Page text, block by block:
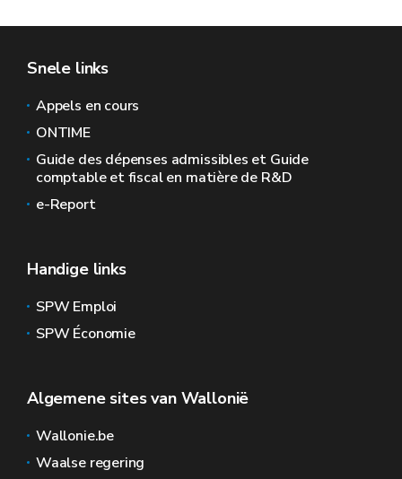
Snele links
Appels en cours
ONTIME
Guide des dépenses admissibles et Guide
comptable et fiscal en matière de R&D
e-Report
Handige links
SPW Emploi
SPW Économie
Algemene sites van Wallonië
Wallonie.be
Waalse regering